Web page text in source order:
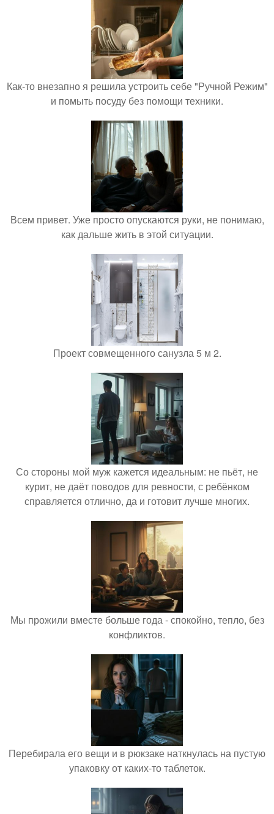
Как-то внезапно я решила устроить себе "Ручной Режим"
и помыть посуду без помощи техники.
Всем привет. Уже просто опускаются руки, не понимаю,
как дальше жить в этой ситуации.
Проект совмещенного санузла 5 м 2.
Со стороны мой муж кажется идеальным: не пьёт, не
курит, не даёт поводов для ревности, с ребёнком
справляется отлично, да и готовит лучше многих.
Мы прожили вместе больше года - спокойно, тепло, без
конфликтов.
Перебирала его вещи и в рюкзаке наткнулась на пустую
упаковку от каких-то таблеток.